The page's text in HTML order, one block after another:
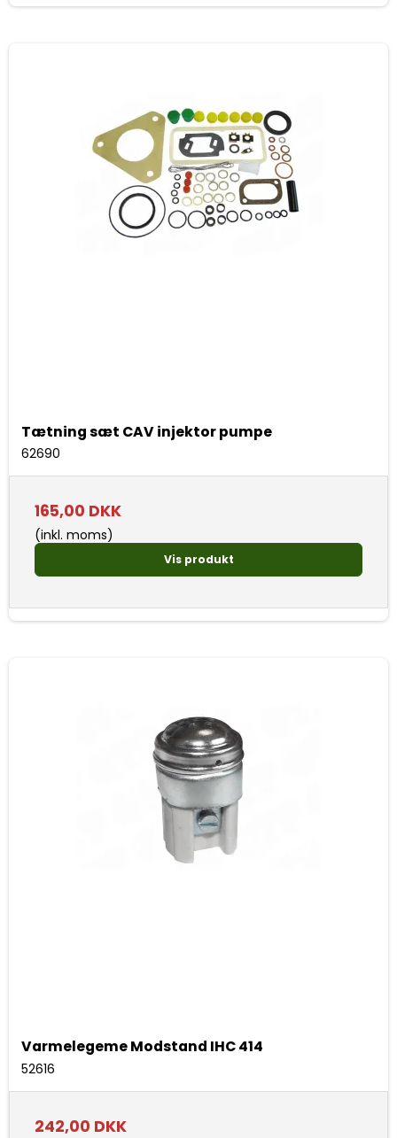
Tætning sæt CAV injektor pumpe
62690
165,00 DKK
(inkl. moms)
Vis produkt
Varmelegeme Modstand IHC 414
52616
242,00 DKK